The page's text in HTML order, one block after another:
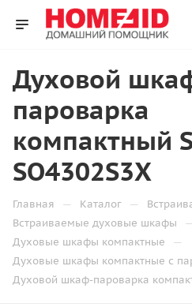
Духовой
пароварка
компактный
SO4302S3X
Главная — Каталог —
Встраиваемые духовые шкафы —
Духовые шкафы компактные —
Духовые шкафы компактные с
Духовой шкаф-пароварка